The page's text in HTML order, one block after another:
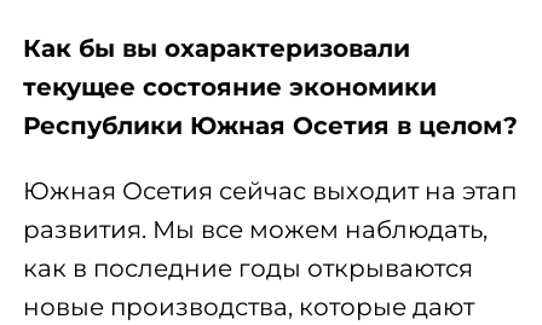
Как бы вы охарактеризовали
текущее состояние экономики
Республики Южная Осетия в целом?
Южная Осетия сейчас выходит на этап
развития. Мы все можем наблюдать,
как в последние годы открываются
новые производства, которые дают